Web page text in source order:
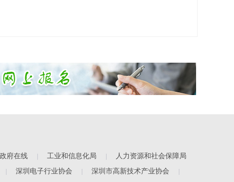
府在线 工业和信息化局 人力资源和社会保障局
深圳电子行业协会 深圳市高新技术产业协会